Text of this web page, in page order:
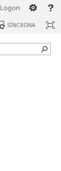
Logon
SÍNCRONA